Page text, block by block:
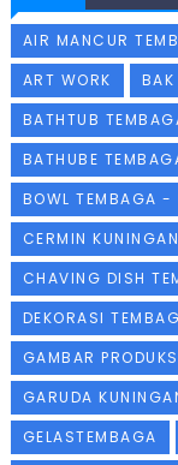
AIR MANCUR
ART WORK
BATHTUB
BATHUBE
BOWL TEMBAGA -
CERMIN KUNINGAN
CHAVING DISH
DEKORASI
GAMBAR
GARUDA
GELASTEMBAGA